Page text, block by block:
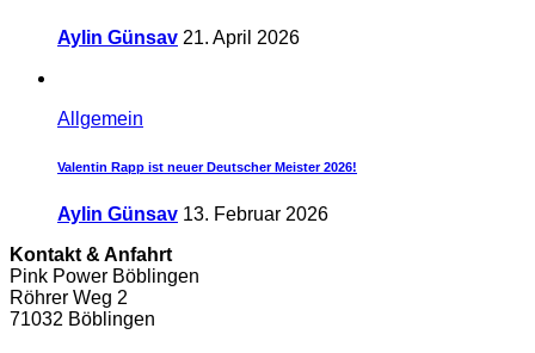
Aylin Günsav 21. April 2026
Allgemein
Valentin Rapp ist neuer Deutscher Meister 2026!
Aylin Günsav 13. Februar 2026
Kontakt & Anfahrt
Pink Power Böblingen
Röhrer Weg 2
71032 Böblingen